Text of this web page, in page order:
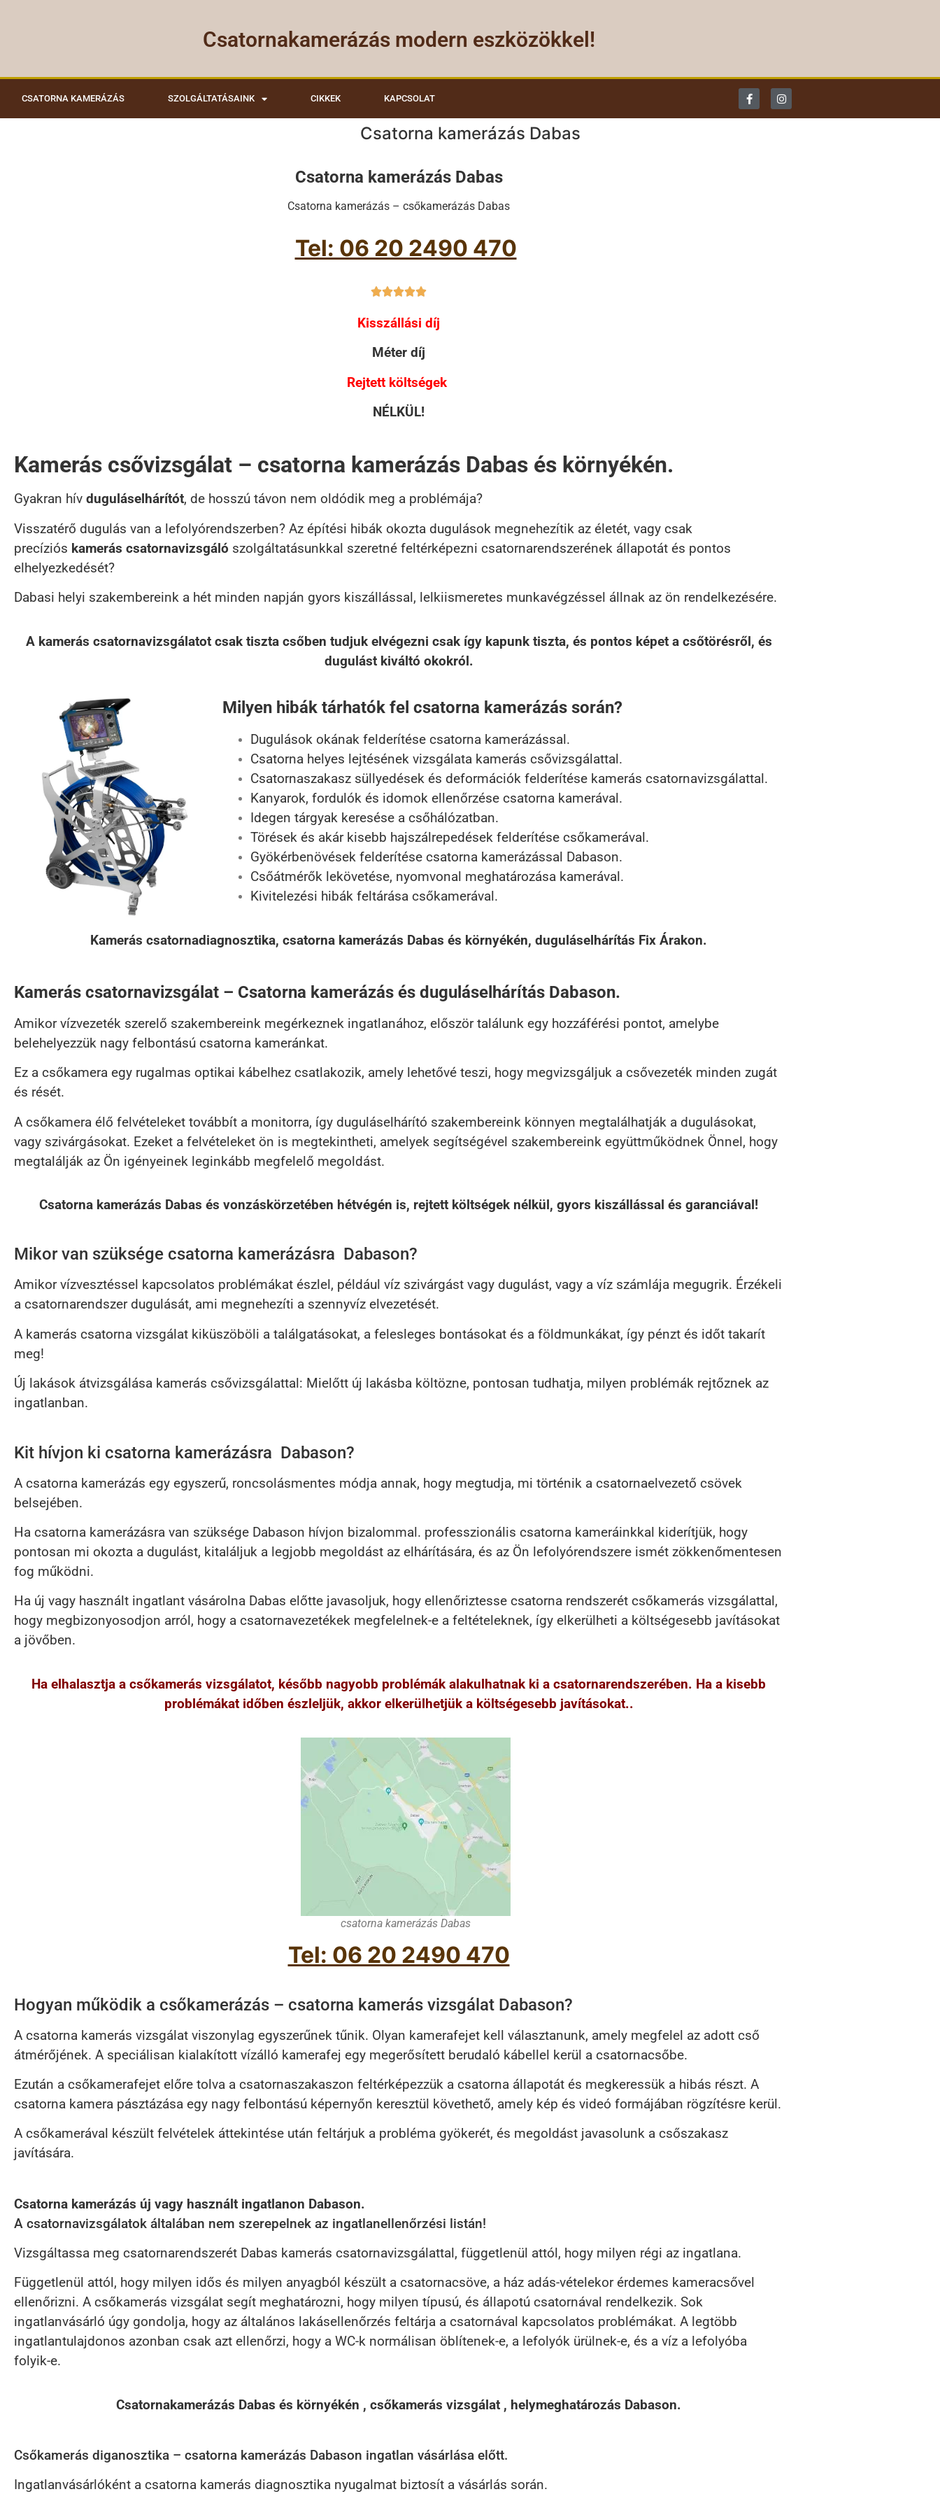
Csatornakamerázás modern eszközökkel!
CSATORNA KAMERÁZÁS SZOLGÁLTATÁSAINK CIKKEK KAPCSOLAT
Csatorna kamerázás Dabas
Csatorna kamerázás Dabas
Csatorna kamerázás – csőkamerázás Dabas
Tel: 06 20 2490 470

Kisszállási díj
Méter díj
Rejtett költségek
NÉLKÜL!
Kamerás csővizsgálat – csatorna kamerázás Dabas és környékén.
Gyakran hív duguláselhárítót, de hosszú távon nem oldódik meg a problémája?
Visszatérő dugulás van a lefolyórendszerben? Az építési hibák okozta dugulások megnehezítik az életét, vagy csak
precíziós kamerás csatornavizsgáló szolgáltatásunkkal szeretné feltérképezni csatornarendszerének állapotát és pontos
elhelyezkedését?
Dabasi helyi szakembereink a hét minden napján gyors kiszállással, lelkiismeretes munkavégzéssel állnak az ön rendelkezésére.
A kamerás csatornavizsgálatot csak tiszta csőben tudjuk elvégezni csak így kapunk tiszta, és pontos képet a csőtörésről, és
dugulást kiváltó okokról.
Milyen hibák tárhatók fel csatorna kamerázás során?
Dugulások okának felderítése csatorna kamerázással.
Csatorna helyes lejtésének vizsgálata kamerás csővizsgálattal.
Csatornaszakasz süllyedések és deformációk felderítése kamerás csatornavizsgálattal.
Kanyarok, fordulók és idomok ellenőrzése csatorna kamerával.
Idegen tárgyak keresése a csőhálózatban.
Törések és akár kisebb hajszálrepedések felderítése csőkamerával.
Gyökérbenövések felderítése csatorna kamerázással Dabason.
Csőátmérők lekövetése, nyomvonal meghatározása kamerával.
Kivitelezési hibák feltárása csőkamerával.
Kamerás csatornadiagnosztika, csatorna kamerázás Dabas és környékén, duguláselhárítás Fix Árakon.
Kamerás csatornavizsgálat – Csatorna kamerázás és duguláselhárítás Dabason.
Amikor vízvezeték szerelő szakembereink megérkeznek ingatlanához, először találunk egy hozzáférési pontot, amelybe
belehelyezzük nagy felbontású csatorna kameránkat.
Ez a csőkamera egy rugalmas optikai kábelhez csatlakozik, amely lehetővé teszi, hogy megvizsgáljuk a csővezeték minden zugát
és rését.
A csőkamera élő felvételeket továbbít a monitorra, így duguláselhárító szakembereink könnyen megtalálhatják a dugulásokat,
vagy szivárgásokat. Ezeket a felvételeket ön is megtekintheti, amelyek segítségével szakembereink együttműködnek Önnel, hogy
megtalálják az Ön igényeinek leginkább megfelelő megoldást.
Csatorna kamerázás Dabas és vonzáskörzetében hétvégén is, rejtett költségek nélkül, gyors kiszállással és garanciával!
Mikor van szüksége csatorna kamerázásra Dabason?
Amikor vízvesztéssel kapcsolatos problémákat észlel, például víz szivárgást vagy dugulást, vagy a víz számlája megugrik. Érzékeli
a csatornarendszer dugulását, ami megnehezíti a szennyvíz elvezetését.
A kamerás csatorna vizsgálat kiküszöböli a találgatásokat, a felesleges bontásokat és a földmunkákat, így pénzt és időt takarít
meg!
Új lakások átvizsgálása kamerás csővizsgálattal: Mielőtt új lakásba költözne, pontosan tudhatja, milyen problémák rejtőznek az
ingatlanban.
Kit hívjon ki csatorna kamerázásra Dabason?
A csatorna kamerázás egy egyszerű, roncsolásmentes módja annak, hogy megtudja, mi történik a csatornaelvezető csövek
belsejében.
Ha csatorna kamerázásra van szüksége Dabason hívjon bizalommal. professzionális csatorna kameráinkkal kiderítjük, hogy
pontosan mi okozta a dugulást, kitaláljuk a legjobb megoldást az elhárítására, és az Ön lefolyórendszere ismét zökkenőmentesen
fog működni.
Ha új vagy használt ingatlant vásárolna Dabas előtte javasoljuk, hogy ellenőriztesse csatorna rendszerét csőkamerás vizsgálattal,
hogy megbizonyosodjon arról, hogy a csatornavezetékek megfelelnek-e a feltételeknek, így elkerülheti a költségesebb javításokat
a jövőben.
Ha elhalasztja a csőkamerás vizsgálatot, később nagyobb problémák alakulhatnak ki a csatornarendszerében. Ha a kisebb
problémákat időben észleljük, akkor elkerülhetjük a költségesebb javításokat..
csatorna kamerázás Dabas
Tel: 06 20 2490 470
Hogyan működik a csőkamerázás – csatorna kamerás vizsgálat Dabason?
A csatorna kamerás vizsgálat viszonylag egyszerűnek tűnik. Olyan kamerafejet kell választanunk, amely megfelel az adott cső
átmérőjének. A speciálisan kialakított vízálló kamerafej egy megerősített berudaló kábellel kerül a csatornacsőbe.
Ezután a csőkamerafejet előre tolva a csatornaszakaszon feltérképezzük a csatorna állapotát és megkeressük a hibás részt. A
csatorna kamera pásztázása egy nagy felbontású képernyőn keresztül követhető, amely kép és videó formájában rögzítésre kerül.
A csőkamerával készült felvételek áttekintése után feltárjuk a probléma gyökerét, és megoldást javasolunk a csőszakasz
javítására.
Csatorna kamerázás új vagy használt ingatlanon Dabason.
A csatornavizsgálatok általában nem szerepelnek az ingatlanellenőrzési listán!
Vizsgáltassa meg csatornarendszerét Dabas kamerás csatornavizsgálattal, függetlenül attól, hogy milyen régi az ingatlana.
Függetlenül attól, hogy milyen idős és milyen anyagból készült a csatornacsöve, a ház adás-vételekor érdemes kameracsővel
ellenőrizni. A csőkamerás vizsgálat segít meghatározni, hogy milyen típusú, és állapotú csatornával rendelkezik. Sok
ingatlanvásárló úgy gondolja, hogy az általános lakásellenőrzés feltárja a csatornával kapcsolatos problémákat. A legtöbb
ingatlantulajdonos azonban csak azt ellenőrzi, hogy a WC-k normálisan öblítenek-e, a lefolyók ürülnek-e, és a víz a lefolyóba
folyik-e.
Csatornakamerázás Dabas és környékén , csőkamerás vizsgálat , helymeghatározás Dabason.
Csőkamerás diganosztika – csatorna kamerázás Dabason ingatlan vásárlása előtt.
Ingatlanvásárlóként a csatorna kamerás diagnosztika nyugalmat biztosít a vásárlás során.